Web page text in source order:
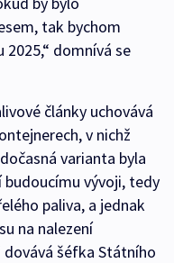
tak bychom
domnívá se
články uchovává
v nichž
varianta byla
budoucímu vývoji, tedy
paliva, a jednak
na nalezení
dovává šéfka Státního